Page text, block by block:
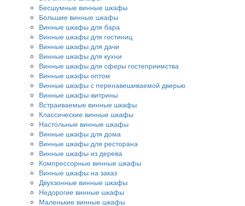
Бесшумные винные шкафы
Большие винные шкафы
Винные шкафы для бара
Винные шкафы для гостиниц
Винные шкафы для дачи
Винные шкафы для кухни
Винные шкафы для сферы гостеприимства
Винные шкафы оптом
Винные шкафы с перенавешиваемой дверью
Винные шкафы-витрины
Встраиваемые винные шкафы
Классические винные шкафы
Настольные винные шкафы
Винные шкафы для дома
Винные шкафы для ресторана
Винные шкафы из дерева
Компрессорные винные шкафы
Винные шкафы на заказ
Двухзонные винные шкафы
Недорогие винные шкафы
Маленькие винные шкафы